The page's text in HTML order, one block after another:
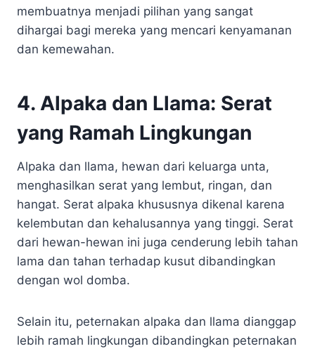
membuatnya menjadi pilihan yang sangat
dihargai bagi mereka yang mencari kenyamanan
dan kemewahan.
4. Alpaka dan Llama: Serat
yang Ramah Lingkungan
Alpaka dan llama, hewan dari keluarga unta,
menghasilkan serat yang lembut, ringan, dan
hangat. Serat alpaka khususnya dikenal karena
kelembutan dan kehalusannya yang tinggi. Serat
dari hewan-hewan ini juga cenderung lebih tahan
lama dan tahan terhadap kusut dibandingkan
dengan wol domba.
Selain itu, peternakan alpaka dan llama dianggap
lebih ramah lingkungan dibandingkan peternakan